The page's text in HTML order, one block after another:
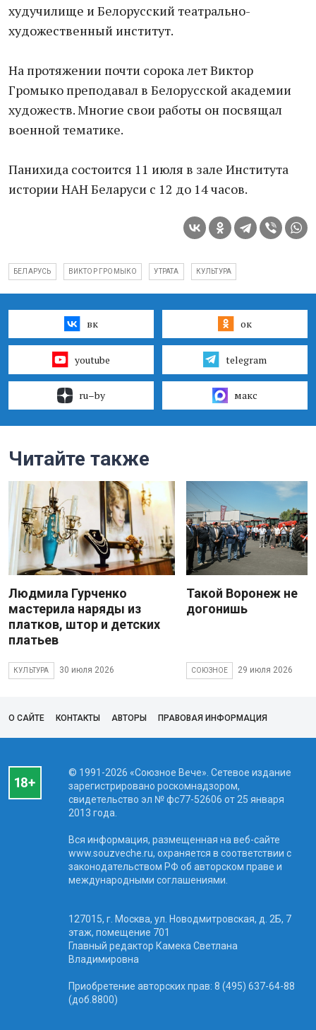
худучилище и Белорусский театрально-
художественный институт.
На протяжении почти сорока лет Виктор
Громыко преподавал в Белорусской академии
художеств. Многие свои работы он посвящал
военной тематике.
Панихида состоится 11 июля в зале Института
истории НАН Беларуси с 12 до 14 часов.
БЕЛАРУСЬ ВИКТОР ГРОМЫКО УТРАТА КУЛЬТУРА
вк ок
youtube telegram
ru–by макс
Читайте также
Людмила Гурченко
мастерила наряды из
платков, штор и детских
платьев
КУЛЬТУРА 30 июля 2026
Такой Воронеж не
догонишь
СОЮЗНОЕ 29 июля 2026
О САЙТЕ КОНТАКТЫ АВТОРЫ ПРАВОВАЯ ИНФОРМАЦИЯ
© 1991-2026 «Союзное Вече». Сетевое издание
зарегистрировано роскомнадзором,
свидетельство эл № фc77-52606 от 25 января
2013 года.
Вся информация, размещенная на веб-сайте
www.souzveche.ru, охраняется в соответствии с
законодательством РФ об авторском праве и
международными соглашениями.
127015, г. Москва, ул. Новодмитровская, д. 2Б, 7
этаж, помещение 701
Главный редактор Камека Светлана
Владимировна
Приобретение авторских прав: 8 (495) 637-64-88
(доб.8800)